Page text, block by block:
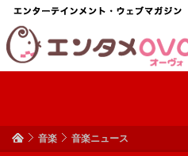
音楽 音楽ニュース